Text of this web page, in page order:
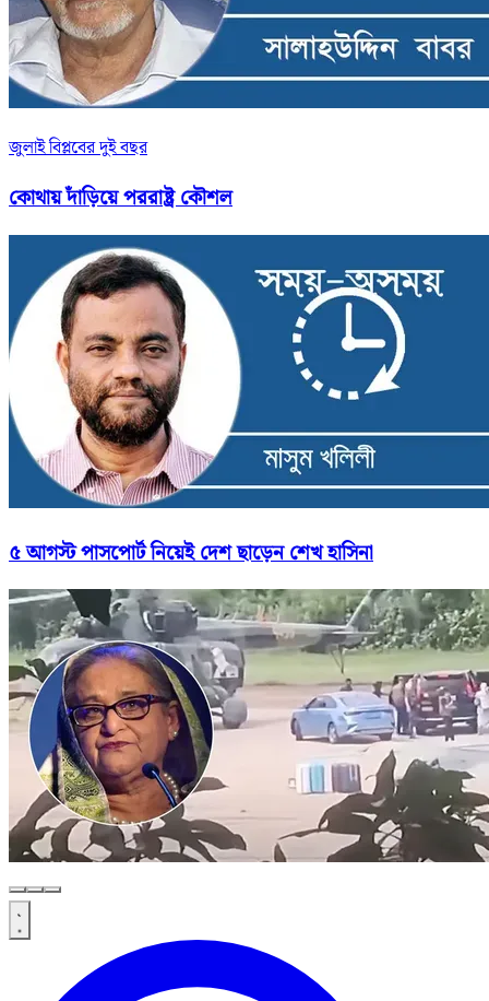
জুলাই বিপ্লবের দুই বছর
কোথায় দাঁড়িয়ে পররাষ্ট্র কৌশল
৫ আগস্ট পাসপোর্ট নিয়েই দেশ ছাড়েন শেখ হাসিনা